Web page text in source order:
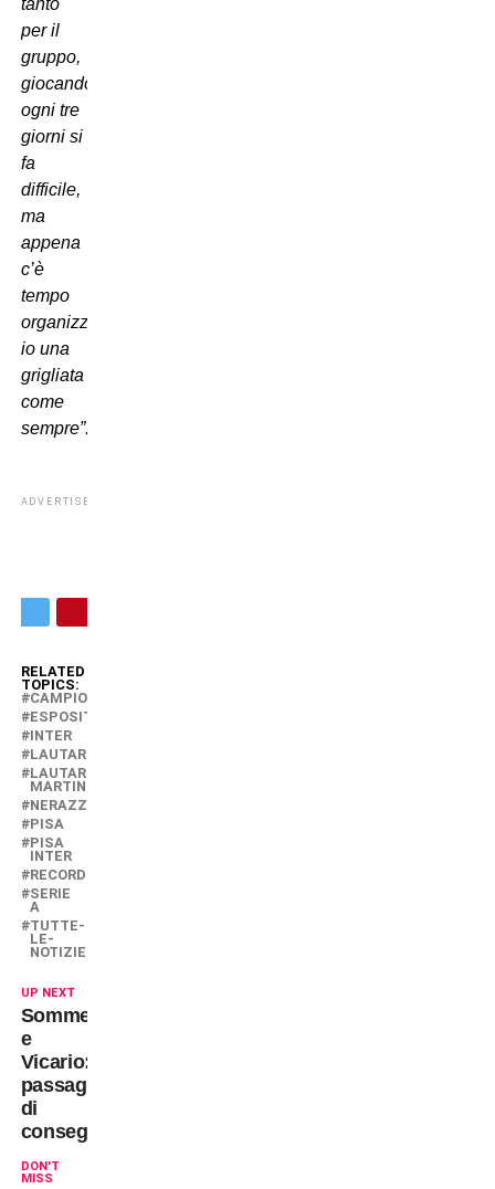
tanto
per il
gruppo,
giocando
ogni tre
giorni si
fa
difficile,
ma
appena
c’è
tempo
organizzo
io una
grigliata
come
sempre”.
ADVERTISEMENT
RELATED
TOPICS:
CAMPIONATO
ESPOSITO
INTER
LAUTARO
LAUTARO
MARTINEZ
NERAZZURRI
PISA
PISA
INTER
RECORD
SERIE
A
TUTTE-
LE-
NOTIZIE
UP NEXT
Sommer
e
Vicario:
passaggio
di
consegne?
DON'T
MISS